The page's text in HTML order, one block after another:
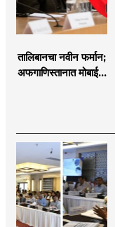
तालिबानचा नवीन फर्मान;
अफगाणिस्तानात मोबाईल